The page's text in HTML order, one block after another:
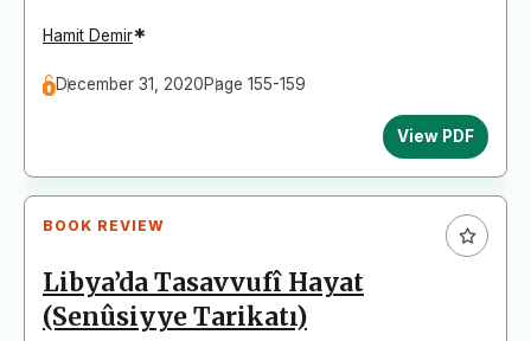
Hamit Demir*
December 31, 2020Page 155-159
View PDF
BOOK REVIEW
Libya’da Tasavvufî Hayat
(Senûsiyye Tarikatı)